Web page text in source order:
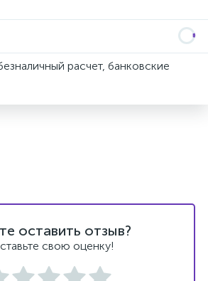
расчет, банковские
оставить отзыв?
свою оценку!